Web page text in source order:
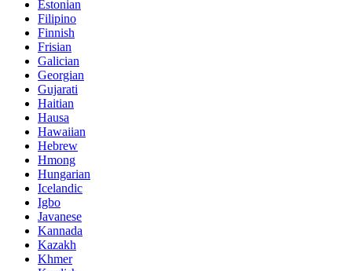
Estonian
Filipino
Finnish
Frisian
Galician
Georgian
Gujarati
Haitian
Hausa
Hawaiian
Hebrew
Hmong
Hungarian
Icelandic
Igbo
Javanese
Kannada
Kazakh
Khmer